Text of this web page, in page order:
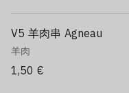
V5 羊肉串 Agneau
羊肉
1,50 €